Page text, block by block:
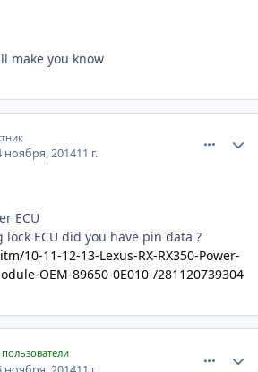
make you know
ноября, 201411 г.
ECU
ECU did you have pin data ?
10-11-12-13-Lexus-RX-RX350-Power-
OEM-89650-0E010-/281120739304